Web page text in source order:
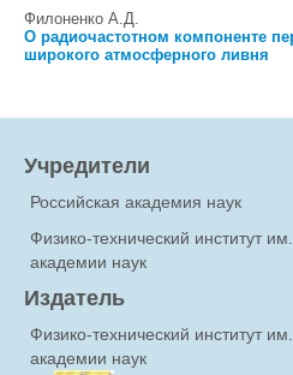
Филоненко А.Д.
О радиочастотном компоненте
широкого атмосферного ливня
Учредители
Российская академия наук
Физико-технический институт
академии наук
Издатель
Физико-технический институт
академии наук